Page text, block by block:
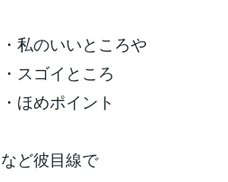
・私のいいところや
・スゴイところ
・ほめポイント
など彼目線で